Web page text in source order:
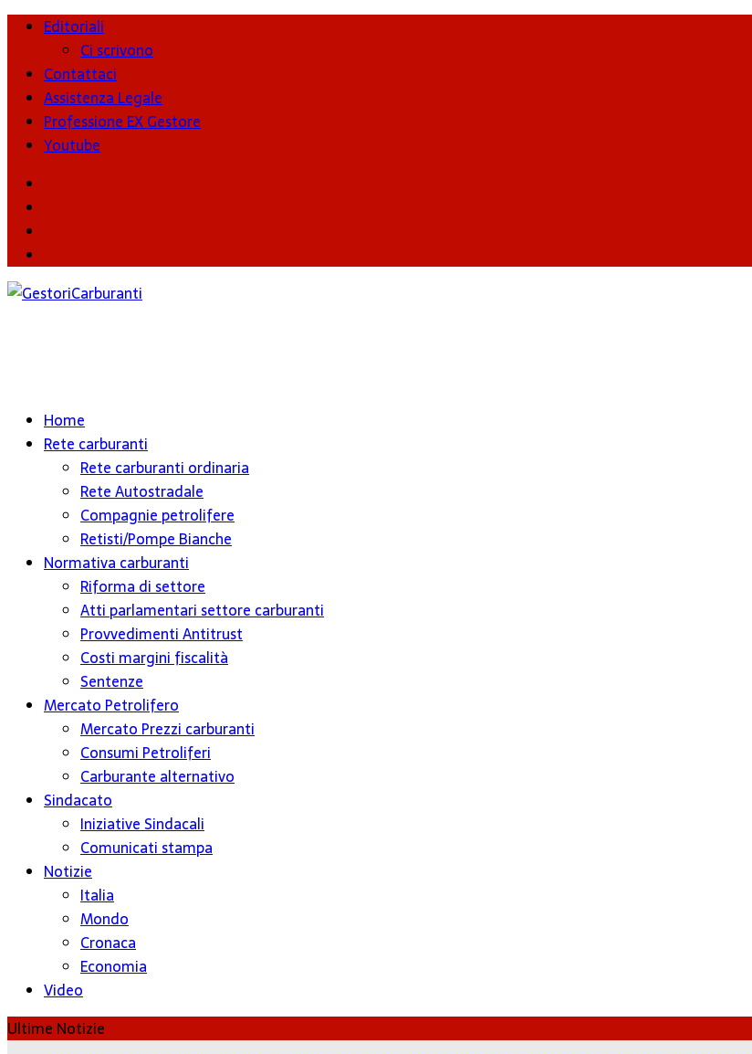
Editoriali
Ci scrivono
Contattaci
Assistenza Legale
Professione EX Gestore
Youtube
Home
Rete carburanti
Rete carburanti ordinaria
Rete Autostradale
Compagnie petrolifere
Retisti/Pompe Bianche
Normativa carburanti
Riforma di settore
Atti parlamentari settore carburanti
Provvedimenti Antitrust
Costi margini fiscalità
Sentenze
Mercato Petrolifero
Mercato Prezzi carburanti
Consumi Petroliferi
Carburante alternativo
Sindacato
Iniziative Sindacali
Comunicati stampa
Notizie
Italia
Mondo
Cronaca
Economia
Video
Ultime Notizie